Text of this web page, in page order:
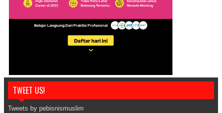
TWEET US!
Tweets by pebisnismuslim